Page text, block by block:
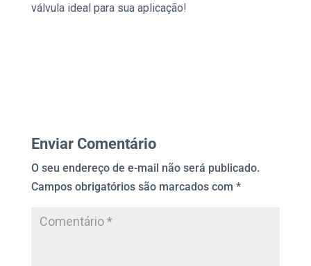
válvula ideal para sua aplicação!
Enviar Comentário
O seu endereço de e-mail não será publicado.
Campos obrigatórios são marcados com *